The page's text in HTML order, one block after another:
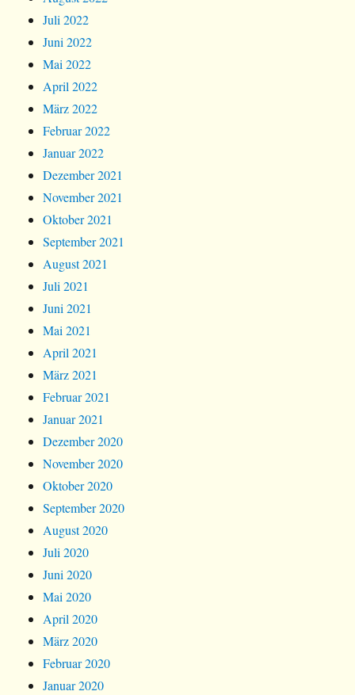
Juli 2022
Juni 2022
Mai 2022
April 2022
März 2022
Februar 2022
Januar 2022
Dezember 2021
November 2021
Oktober 2021
September 2021
August 2021
Juli 2021
Juni 2021
Mai 2021
April 2021
März 2021
Februar 2021
Januar 2021
Dezember 2020
November 2020
Oktober 2020
September 2020
August 2020
Juli 2020
Juni 2020
Mai 2020
April 2020
März 2020
Februar 2020
Januar 2020